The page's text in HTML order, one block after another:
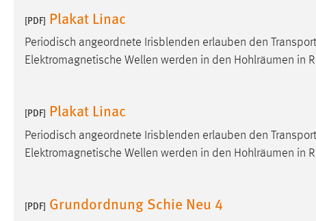
[PDF] Plakat Linac
Periodisch angeordnete Irisblenden erlauben den
Elektromagnetische Wellen werden in den Hohlräumen in
[PDF] Plakat Linac
Periodisch angeordnete Irisblenden erlauben den
Elektromagnetische Wellen werden in den Hohlräumen in
[PDF] Grundordnung Schie Neu 4
STATISTIK
Statistik Cookies erfassen Informationen anonym.
Name: _pk_ref, _pk_cvar, _pk_id, _pk_ses
Cookie Laufzeit: Max. 13 Monate